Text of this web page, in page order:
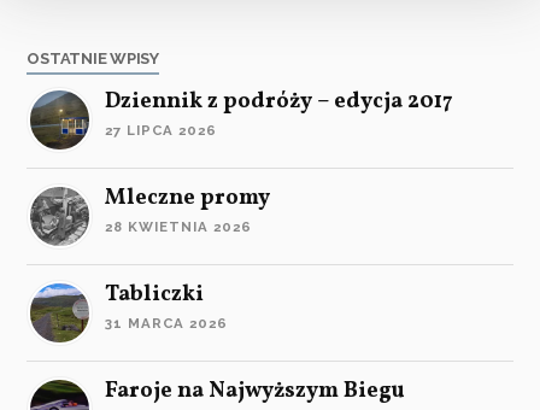
OSTATNIE WPISY
Dziennik z podróży – edycja 2017
27 LIPCA 2026
Mleczne promy
28 KWIETNIA 2026
Tabliczki
31 MARCA 2026
Faroje na Najwyższym Biegu